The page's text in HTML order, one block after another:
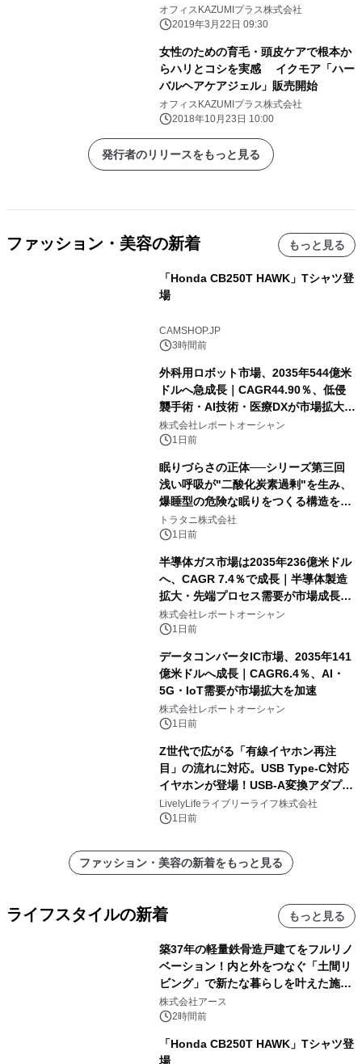
ーブティー」を2019年4月18日(木)よ
り販売
オフィスKAZUMIプラス株式会社
2019年3月22日 09:30
女性のための育毛・頭皮ケアで根本か
らハリとコシを実感 イクモア「ハー
バルヘアケアジェル」販売開始
オフィスKAZUMIプラス株式会社
2018年10月23日 10:00
発行者のリリースをもっと見る
ファッション・美容の新着 もっと見る
「Honda CB250T HAWK」Tシャツ登
場
CAMSHOP.JP
3時間前
外科用ロボット市場、2035年544億米
ドルへ急成長｜CAGR44.90％、低侵
襲手術・AI技術・医療DXが市場拡大を
牽引
株式会社レポートオーシャン
1日前
眠りづらさの正体──シリーズ第三回
浅い呼吸が"二酸化炭素過剰"を生み、
爆睡型の危険な眠りをつくる構造を解
説
トラタニ株式会社
1日前
半導体ガス市場は2035年236億米ドル
へ、CAGR 7.4％で成長｜半導体製造
拡大・先端プロセス需要が市場成長を
加速
株式会社レポートオーシャン
1日前
データコンバータIC市場、2035年141
億米ドルへ成長｜CAGR6.4％、AI・
5G・IoT需要が市場拡大を加速
株式会社レポートオーシャン
1日前
Z世代で広がる「有線イヤホン再注
目」の流れに対応。USB Type-C対応
イヤホンが登場！USB-A変換アダプタ
ー付きでスマホからパソコンまで幅広
く活用可能
LivelyLifeライブリーライフ株式会社
1日前
ファッション・美容の新着をもっと見る
ライフスタイルの新着 もっと見る
築37年の軽量鉄骨造戸建てをフルリノ
ベーション！内と外をつなぐ「土間リ
ビング」で新たな暮らしを叶えた施工
事例を株式会社アースが公開
株式会社アース
2時間前
「Honda CB250T HAWK」Tシャツ登
場